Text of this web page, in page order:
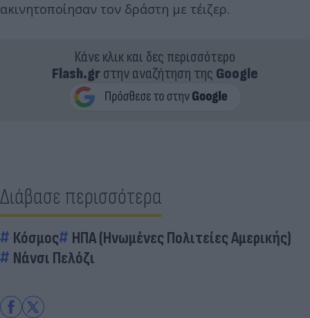
ακινητοποίησαν τον δράστη με τέιζερ.
Κάνε κλικ και δες περισσότερο
Flash.grστην αναζήτηση της Google
Διάβασε περισσότερα
Κόσμος
ΗΠΑ (Ηνωμένες Πολιτείες Αμερικής)
Νάνσι Πελόζι